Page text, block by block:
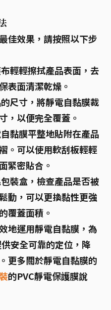
佳效果，請按照以下步
輕輕擦拭產品表面，去
表面清潔乾燥。
尺寸，將靜電自黏膜裁
，以便完全覆蓋。
黏膜平整地貼附在產品
。可以使用軟刮板輕輕
緊密貼合。
裝盒 ，檢查產品是否被
動，可以更換黏性更強
覆蓋面積。
地運用靜電自黏膜，為
安全可靠的定位，降
更多關於靜電自黏膜的
的PVC靜電保護膜說